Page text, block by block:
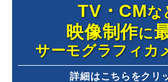
サーモグラフィとはのページ
レンタル時の参考にしてくだ
2026.6.2
TV・CMな
映像制作に
サーモグラフィカ
詳細はこちらをクリ